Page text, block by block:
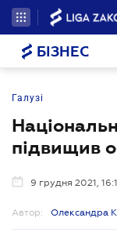
БІЗНЕС
Галузі
підвищив
9 грудня 2021,
Автор: Олександра